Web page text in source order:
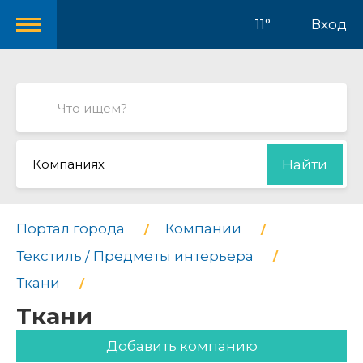
11° Вход
Компаниях Найти
Портал города
Компании
Текстиль / Предметы интерьера
Ткани
Ткани
Добавить компанию